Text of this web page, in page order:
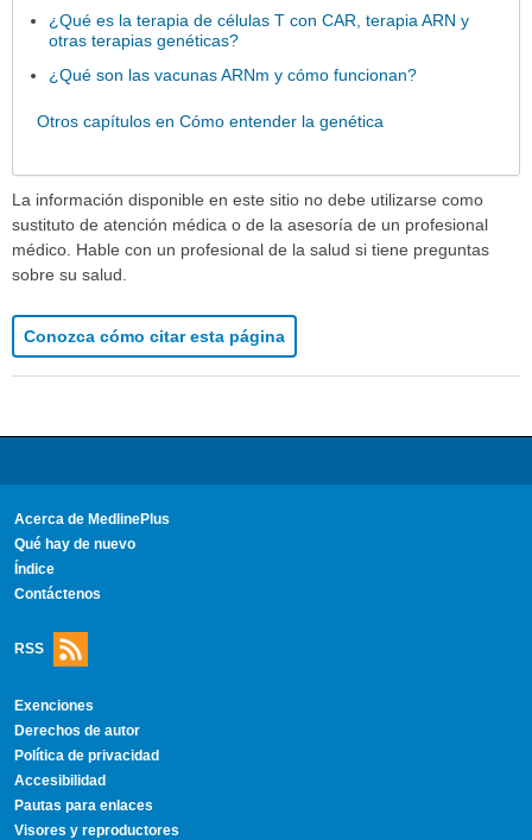
¿Qué es la terapia de células T con CAR, terapia ARN y
otras terapias genéticas?
¿Qué son las vacunas ARNm y cómo funcionan?
Otros capítulos en Cómo entender la genética
La información disponible en este sitio no debe utilizarse como
sustituto de atención médica o de la asesoría de un profesional
médico. Hable con un profesional de la salud si tiene preguntas
sobre su salud.
Conozca cómo citar esta página
Acerca de MedlinePlus
Qué hay de nuevo
Índice
Contáctenos
RSS
Exenciones
Derechos de autor
Política de privacidad
Accesibilidad
Pautas para enlaces
Visores y reproductores